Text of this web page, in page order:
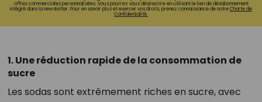
offres commerciales personnalisées. Vous pourrez vous désinscrire en utilisant le lien de désabonnement
intégré dans la newsletter. Pour en savoir plus et exercer vos droits, prenez connaissance de notreCharte de
Confidentialité.
1. Une réduction rapide de la consommation de
sucre
Les sodas sont extrêmement riches en sucre, avec